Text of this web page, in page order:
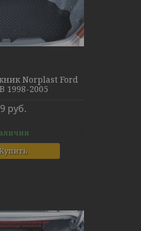
Norplast Ford
1998-2005
руб.